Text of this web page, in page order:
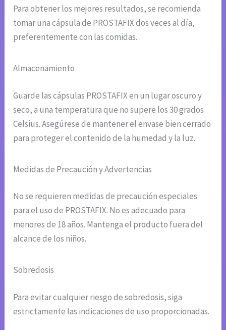
Para obtener los mejores resultados, se recomienda
tomar una cápsula de PROSTAFIX dos veces al día,
preferentemente con las comidas.
Almacenamiento
Guarde las cápsulas PROSTAFIX en un lugar oscuro y
seco, a una temperatura que no supere los 30 grados
Celsius. Asegúrese de mantener el envase bien cerrado
para proteger el contenido de la humedad y la luz.
Medidas de Precaución y Advertencias
No se requieren medidas de precaución especiales
para el uso de PROSTAFIX. No es adecuado para
menores de 18 años. Mantenga el producto fuera del
alcance de los niños.
Sobredosis
Para evitar cualquier riesgo de sobredosis, siga
estrictamente las indicaciones de uso proporcionadas.